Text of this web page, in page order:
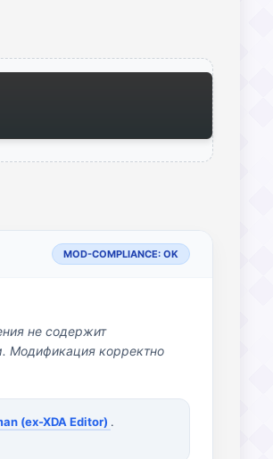
MOD-COMPLIANCE: OK
не содержит
Модификация корректно
(ex-XDA Editor) .